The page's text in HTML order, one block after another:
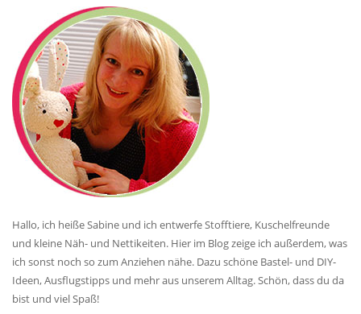
Hallo, ich heiße Sabine und ich entwerfe Stofftiere, Kuschelfreunde
und kleine Näh- und Nettikeiten. Hier im Blog zeige ich außerdem, was
ich sonst noch so zum Anziehen nähe. Dazu schöne Bastel- und DIY-
Ideen, Ausflugstipps und mehr aus unserem Alltag. Schön, dass du da
bist und viel Spaß!